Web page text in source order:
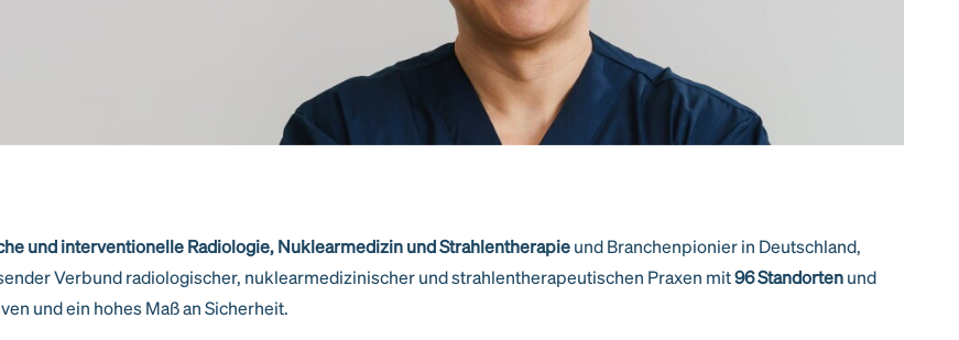
und interventionelle Radiologie, Nuklearmedizin und Strahlentherapieund Branchenpionier in Deutschland,
Verbund radiologischer, nuklearmedizinischer und strahlentherapeutischen Praxen mit96 Standortenund
und ein hohes Maß an Sicherheit.